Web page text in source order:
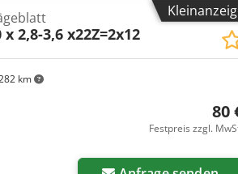
km
x 2,8-3,6 x22Z=2x12
80
Festpreis zzgl.